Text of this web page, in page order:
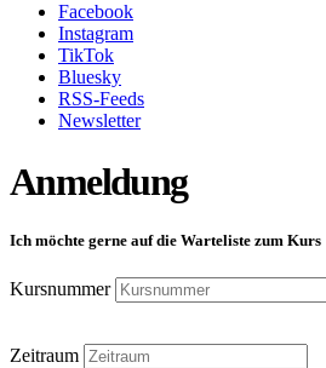
Facebook
Instagram
TikTok
Bluesky
RSS-Feeds
Newsletter
Anmeldung
Ich möchte gerne auf die Warteliste zum Kurs
Kursnummer
Zeitraum